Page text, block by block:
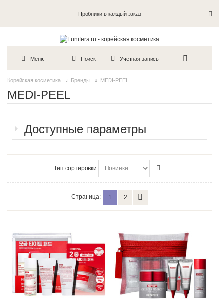
Пробники в каждый заказ
Меню Поиск Учетная запись
Корейская косметика Бренды MEDI-PEEL
MEDI-PEEL
Доступные параметры
Тип сортировки
Страница: 1 2